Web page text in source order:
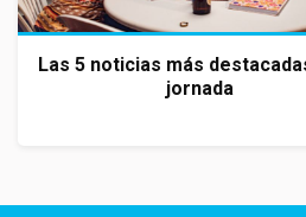
Las 5 noticias más
jornada